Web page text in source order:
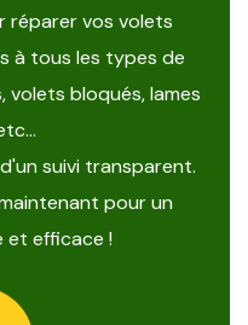
réparer vos volets
à tous les types de
volets bloqués, lames
suivi transparent.
pour un
et efficace !